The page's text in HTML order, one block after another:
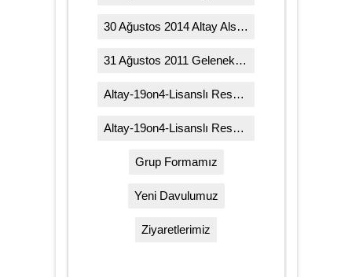
30 Ağustos 2014 Altay Alsancak Stadı
31 Ağustos 2011 Geleneksel Bayramlaşma ve Huzurevi Ziyaretimiz
Altay-19on4-Lisanslı Resmi Grup Atkımız
Altay-19on4-Lisanslı Resmi Grup Polarımız
Grup Formamız
Yeni Davulumuz
Ziyaretlerimiz